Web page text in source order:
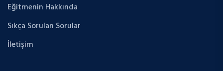
Eğitmenin Hakkında
Sıkça Sorulan Sorular
İletişim